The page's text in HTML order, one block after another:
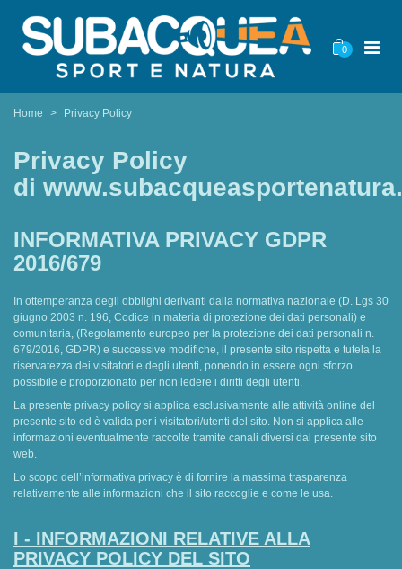
0
Home > Privacy Policy
Privacy Policy
di
INFORMATIVA PRIVACY GDPR
2016/679
In ottemperanza degli obblighi derivanti dalla normativa nazionale (D. Lgs 30
giugno 2003 n. 196, Codice in materia di protezione dei dati personali) e
comunitaria, (Regolamento europeo per la protezione dei dati personali n.
679/2016, GDPR) e successive modifiche, il presente sito rispetta e tutela la
riservatezza dei visitatori e degli utenti, ponendo in essere ogni sforzo
possibile e proporzionato per non ledere i diritti degli utenti.
La presente privacy policy si applica esclusivamente alle attività online del
presente sito ed è valida per i visitatori/utenti del sito. Non si applica alle
informazioni eventualmente raccolte tramite canali diversi dal presente sito
web.
Lo scopo dell’informativa privacy è di fornire la massima trasparenza
relativamente alle informazioni che il sito raccoglie e come le usa.
I - INFORMAZIONI RELATIVE ALLA
PRIVACY POLICY DEL SITO